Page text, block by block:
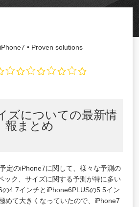
iPhone7 • Proven solutions
ズについての最新情
報まとめ
定のiPhone7に関して、様々な予測の
ック、サイズに関する予測が特に多い
4.7インチとiPhone6PLUSの5.5イン
めて大きくなっていたので、iPhone7